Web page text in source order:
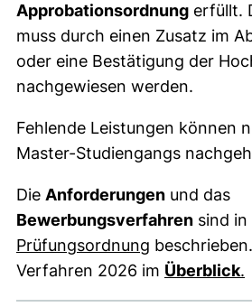
Approbationsordnung erfüllt.
muss durch einen Zusatz im
oder eine Bestätigung der
nachgewiesen werden.
Fehlende Leistungen können
Master-Studiengangs
Die Anforderungen und das
Bewerbungsverfahren sind in
Prüfungsordnung (externer
Verfahren 2026 im Überblick.